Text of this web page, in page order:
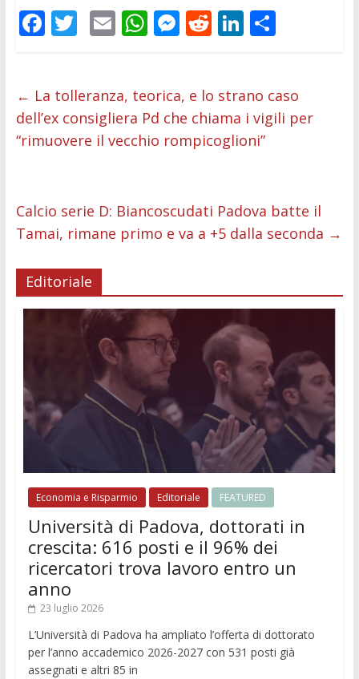
F
b
o
o
T
er
E
l
W
s
A
p
M
e
n
g
R
di
t
Li
e
dI
n
C
di
vi
← La tolleranza, teorica, e lo strano caso
dell’ex consigliera Pd che chiama i vigili per
“rimuovere il vecchio rompicoglioni”
Calcio serie D: Biancoscudati Padova batte il
Tamai, rimane primo e va a +5 dalla seconda →
Editoriale
Economia e Risparmio Editoriale FEATURED
Università di Padova, dottorati in
crescita: 616 posti e il 96% dei
ricercatori trova lavoro entro un
anno
23 luglio 2026
L’Università di Padova ha ampliato l’offerta di dottorato
per l’anno accademico 2026-2027 con 531 posti già
assegnati e altri 85 in